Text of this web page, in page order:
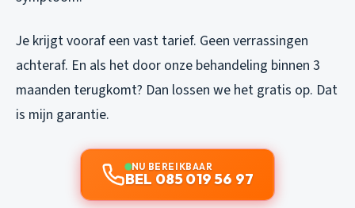
Je krijgt vooraf een vast tarief. Geen verrassingen
achteraf. En als het door onze behandeling binnen 3
maanden terugkomt? Dan lossen we het gratis op. Dat
is mijn garantie.
NU BEREIKBAAR
BEL 085 019 56 97